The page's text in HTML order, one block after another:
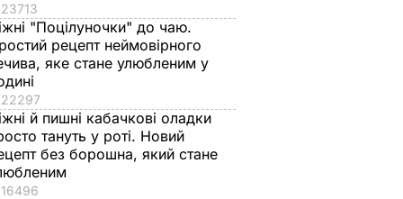
23713
"Поцілуночки" до чаю.
рецепт неймовірного
яке стане улюбленим у
22297
й пишні кабачкові оладки
тануть у роті. Новий
без борошна, який стане
16496